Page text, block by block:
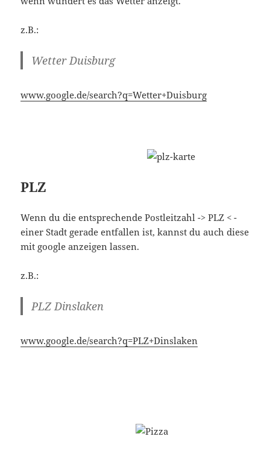
z.B.:
Wetter Duisburg
www.google.de/search?q=Wetter+Duisburg
PLZ
Wenn du die entsprechende Postleitzahl -> PLZ < -
einer Stadt gerade entfallen ist, kannst du auch diese
mit google anzeigen lassen.
z.B.:
PLZ Dinslaken
www.google.de/search?q=PLZ+Dinslaken